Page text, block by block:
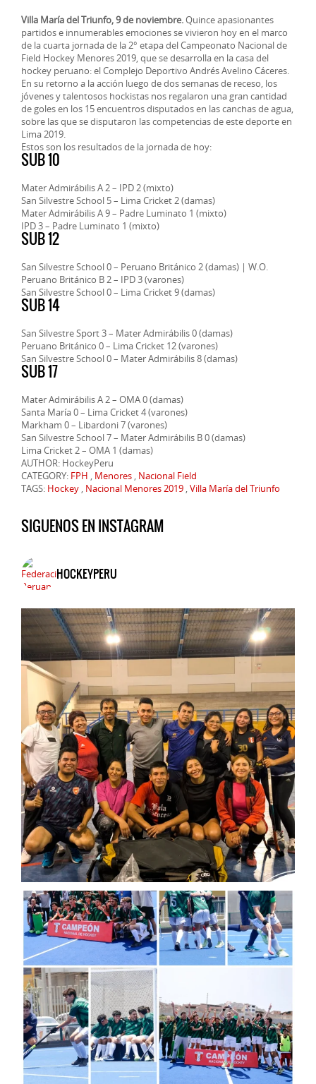
Villa María del Triunfo, 9 de noviembre.Quince apasionantes
partidos e innumerables emociones se vivieron hoy en el marco
de la cuarta jornada de la 2° etapa del Campeonato Nacional de
Field Hockey Menores 2019, que se desarrolla en la casa del
hockey peruano: el Complejo Deportivo Andrés Avelino Cáceres.
En su retorno a la acción luego de dos semanas de receso, los
jóvenes y talentosos hockistas nos regalaron una gran cantidad
de goles en los 15 encuentros disputados en las canchas de agua,
sobre las que se disputaron las competencias de este deporte en
Lima 2019.
Estos son los resultados de la jornada de hoy:
SUB 10
Mater Admirábilis A 2 – IPD 2 (mixto)
San Silvestre School 5 – Lima Cricket 2 (damas)
Mater Admirábilis A 9 – Padre Luminato 1 (mixto)
IPD 3 – Padre Luminato 1 (mixto)
SUB 12
San Silvestre School 0 – Peruano Británico 2 (damas) | W.O.
Peruano Británico B 2 – IPD 3 (varones)
San Silvestre School 0 – Lima Cricket 9 (damas)
SUB 14
San Silvestre Sport 3 – Mater Admirábilis 0 (damas)
Peruano Británico 0 – Lima Cricket 12 (varones)
San Silvestre School 0 – Mater Admirábilis 8 (damas)
SUB 17
Mater Admirábilis A 2 – OMA 0 (damas)
Santa María 0 – Lima Cricket 4 (varones)
Markham 0 – Libardoni 7 (varones)
San Silvestre School 7 – Mater Admirábilis B 0 (damas)
Lima Cricket 2 – OMA 1 (damas)
AUTHOR: HockeyPeru
CATEGORY: FPH , Menores , Nacional Field
TAGS: Hockey , Nacional Menores 2019 ,Villa María del Triunfo
SIGUENOS EN INSTAGRAM
HOCKEYPERU